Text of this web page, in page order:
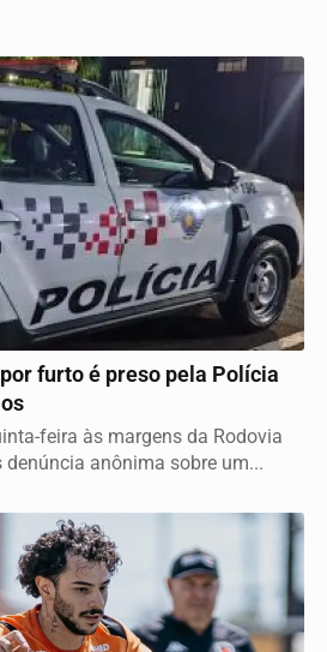
furto é preso pela Polícia
feira às margens da Rodovia
anônima sobre um...